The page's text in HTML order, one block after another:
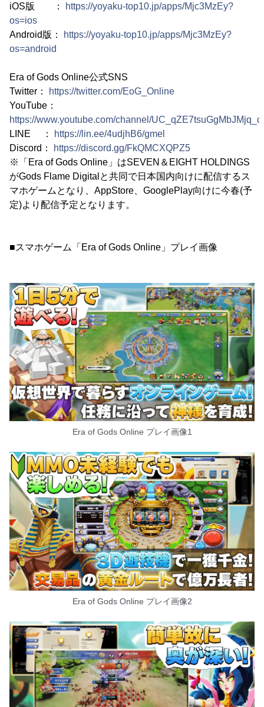
iOS版 ：
https://yoyaku-top10.jp/apps/Mjc3MzEy?
os=ios
Android版：
https://yoyaku-top10.jp/apps/Mjc3MzEy?
os=android
Era of Gods Online公式SNS
Twitter：
https://twitter.com/EoG_Online
YouTube：
https://www.youtube.com/channel/
LINE ：
https://lin.ee/4udjhB6/gmel
Discord：
https://discord.gg/FkQMCXQPZ5
※「Era of Gods Online」はSEVEN＆EIGHT HOLDINGS
がGods Flame Digitalと共同で日本国内向けに配信するス
マホゲームとなり、AppStore、GooglePlay向けに今春(予
定)より配信予定となります。
■スマホゲーム「Era of Gods Online」プレイ画像
Era of Gods Online プレイ画像1
Era of Gods Online プレイ画像2